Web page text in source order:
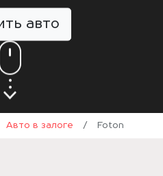
авто
Авто в залоге / Foton